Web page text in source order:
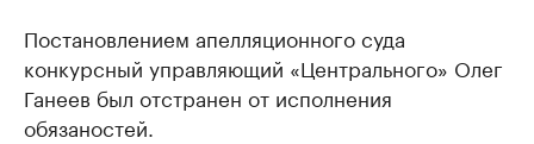
Постановлением апелляционного суда
конкурсный управляющий «Центрального» Олег
Ганеев был отстранен от исполнения
обязаностей.